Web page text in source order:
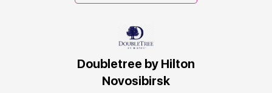
Doubletree by Hilton
Novosibirsk